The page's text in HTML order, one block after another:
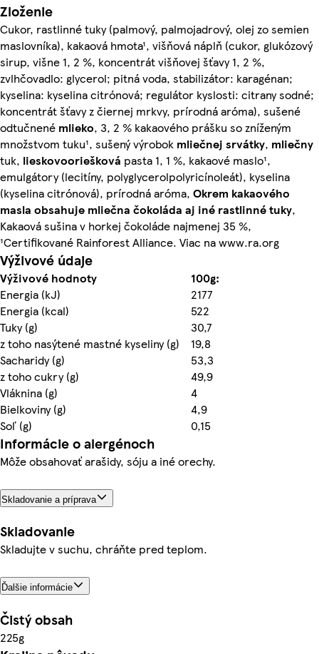
Zloženie
Cukor, rastlinné tuky (palmový, palmojadrový, olej zo semien
maslovníka), kakaová hmota¹, višňová náplň (cukor, glukózový
sirup, višne 1, 2 %, koncentrát višňovej šťavy 1, 2 %,
zvlhčovadlo: glycerol; pitná voda, stabilizátor: karagénan;
kyselina: kyselina citrónová; regulátor kyslosti: citrany sodné;
koncentrát šťavy z čiernej mrkvy, prírodná aróma), sušené
odtučnené mlieko, 3, 2 % kakaového prášku so zníženým
množstvom tuku¹, sušený výrobok mliečnej srvátky, mliečny
tuk, lieskovooriešková pasta 1, 1 %, kakaové maslo¹,
emulgátory (lecitíny, polyglycerolpolyricínoleát), kyselina
(kyselina citrónová), prírodná aróma, Okrem kakaového
masla obsahuje mliečna čokoláda aj iné rastlinné tuky,
Kakaová sušina v horkej čokoláde najmenej 35 %,
¹Certifikované Rainforest Alliance. Viac na www.ra.org
Výživové údaje
Výživové hodnoty
100g:
Energia (kJ)
2177
Energia (kcal)
522
Tuky (g)
30,7
z toho nasýtené mastné kyseliny (g)
19,8
Sacharidy (g)
53,3
z toho cukry (g)
49,9
Vláknina (g)
4
Bielkoviny (g)
4,9
Soľ (g)
0,15
Informácie o alergénoch
Môže obsahovať arašidy, sóju a iné orechy.
Skladovanie a príprava
Skladovanie
Skladujte v suchu, chráňte pred teplom.
Ďalšie informácie
Čistý obsah
225g